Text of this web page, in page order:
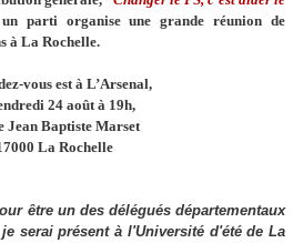
un parti organise une grande réunion de
à La Rochelle.
vous est à L’Arsenal,
24 août à 19h,
Jean Baptiste Marset
La Rochelle
être un des délégués départementaux
serai présent à l'Université d'été de La